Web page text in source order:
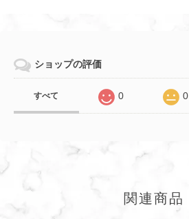
ショップの評価
すべて 0 0
関連商品